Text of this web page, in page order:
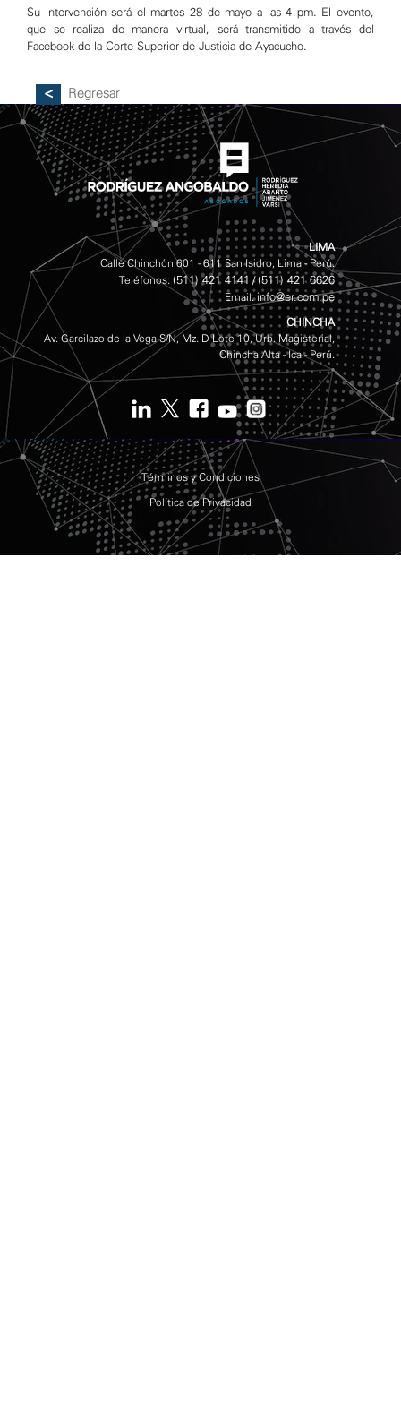
Su intervención será el martes 28 de mayo a las 4 pm. El evento,
que se realiza de manera virtual, será transmitido a través del
Facebook de la Corte Superior de Justicia de Ayacucho.
Regresar
LIMA
Calle Chinchón 601 - 611 San Isidro, Lima - Perú.
Teléfonos: (511) 421 4141 /(511) 421 6626
Email:info@er.com.pe
CHINCHA
Av. Garcilazo de la Vega S/N, Mz. D Lote 10, Urb. Magisterial,
Chincha Alta - Ica - Perú.
Términos y Condiciones
Política de Privacidad